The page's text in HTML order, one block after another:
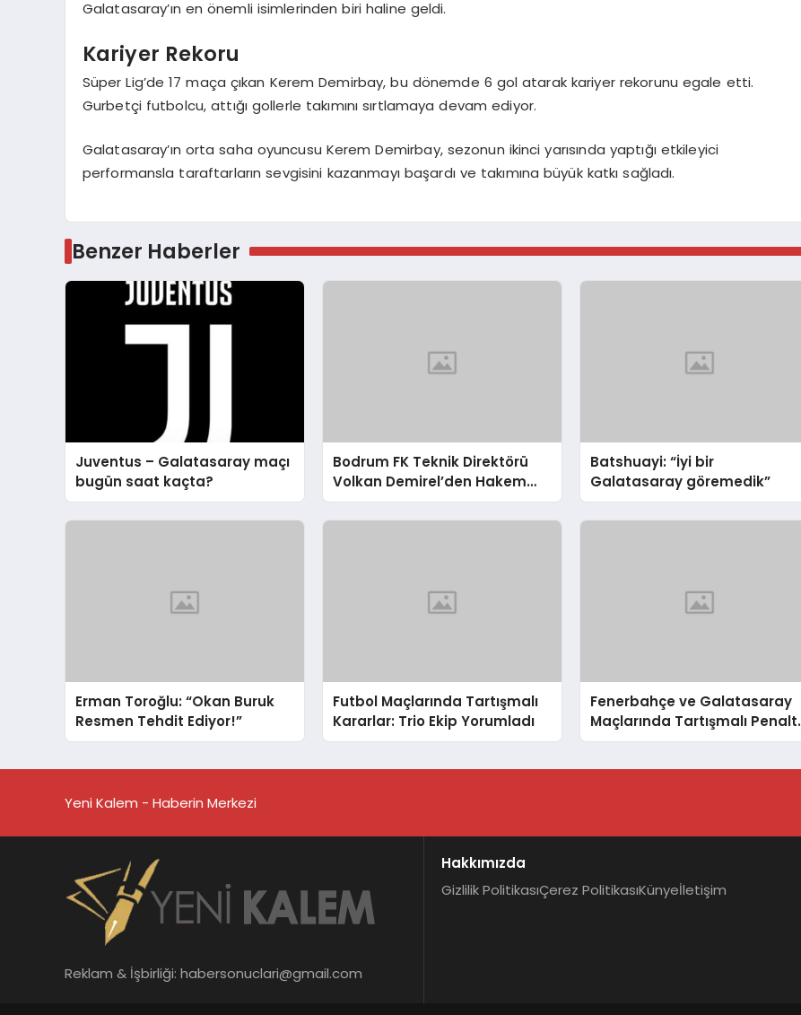
Galatasaray’ın en önemli isimlerinden biri haline geldi.
Kariyer Rekoru
Süper Lig’de 17 maça çıkan Kerem Demirbay, bu dönemde 6 gol atarak kariyer rekorunu egale etti.
Gurbetçi futbolcu, attığı gollerle takımını sırtlamaya devam ediyor.
Galatasaray’ın orta saha oyuncusu Kerem Demirbay, sezonun ikinci yarısında yaptığı etkileyici
performansla taraftarların sevgisini kazanmayı başardı ve takımına büyük katkı sağladı.
Benzer Haberler
Juventus – Galatasaray maçı
bugün saat kaçta?
Bodrum FK Teknik Direktörü
Volkan Demirel’den Hakem
Eleştirisi
Batshuayi: “İyi bir
Galatasaray göremedik”
Erman Toroğlu: “Okan Buruk
Resmen Tehdit Ediyor!”
Futbol Maçlarında Tartışmalı
Kararlar: Trio Ekip Yorumladı
Fenerbahçe ve Galatasaray
Maçlarında Tartışmalı Penaltı
ve Kırmızı Kart Kararları
Yeni Kalem - Haberin Merkezi
Reklam & İşbirliği: habersonuclari@gmail.com
Hakkımızda
Gizlilik PolitikasıÇerez PolitikasıKünyeİletişim